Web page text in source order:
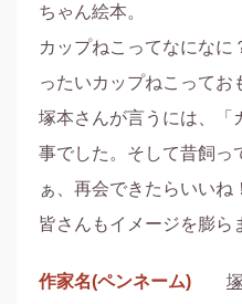
ちゃん絵本。
カップねこってなになに
ったいカップねこってお
塚本さんが言うには、「
事でした。そして昔飼っ
ぁ、再会できたらいいね
作家名(ペンネーム)